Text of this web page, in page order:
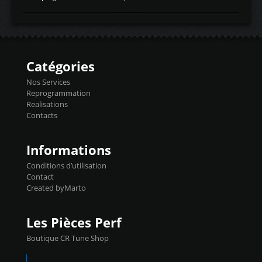
d'admissiontemp ex. pour atmo -30- 80°C
temperaturetemperature ldr moteurtemp
Injecteurs + Flashpro 1370€ TTC Le
précise et performante. Vous pourrez
basculer de la carto sans plomb à Ethanol à
l'aide du flashpro OPTION ECONOMIQUES
Reprog SP 98 sur le calculateur d'origine
450€ TTC Un gain d'environ 10cv et 15nm
Catégories
Nos Services
Reprogrammation
Realisations
Contacts
Informations
Conditions d’utilisation
Contact
Created byMarto
Les Pièces Perf
Boutique CR Tune Shop